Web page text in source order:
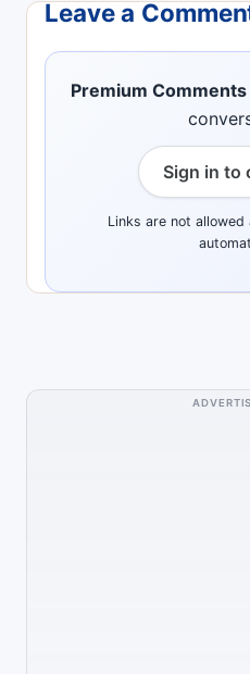
Leave a
Premium Comments
Sign in to
Links are not